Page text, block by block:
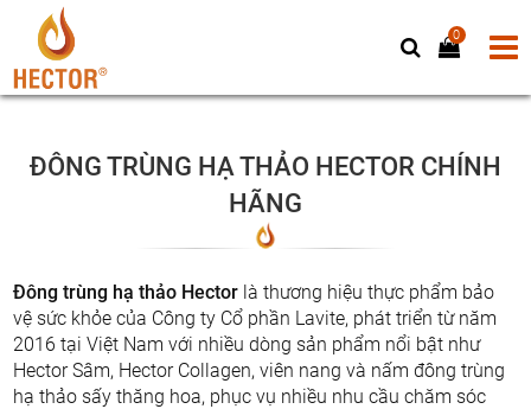
0
ĐÔNG TRÙNG HẠ THẢO HECTOR CHÍNH
HÃNG
Đông trùng hạ thảo Hector là thương hiệu thực phẩm bảo
vệ sức khỏe của Công ty Cổ phần Lavite, phát triển từ năm
2016 tại Việt Nam với nhiều dòng sản phẩm nổi bật như
Hector Sâm, Hector Collagen, viên nang và nấm đông trùng
hạ thảo sấy thăng hoa, phục vụ nhiều nhu cầu chăm sóc